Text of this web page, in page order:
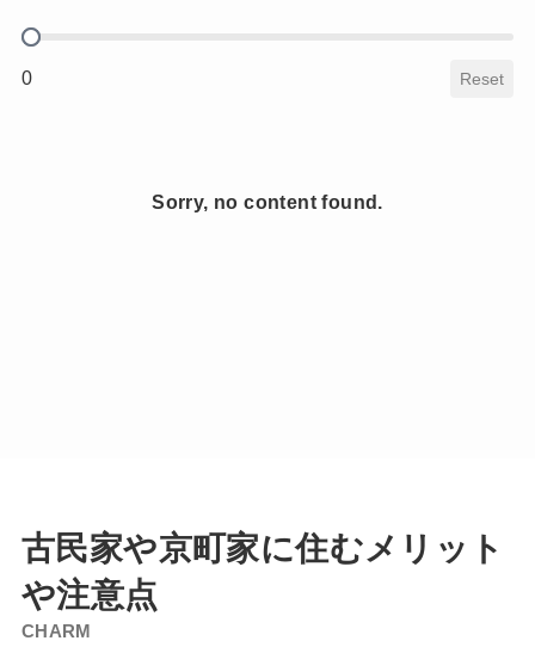
buy_fee
0 Reset
Sorry, no content found.
古民家や京町家に住むメリット
や注意点
CHARM